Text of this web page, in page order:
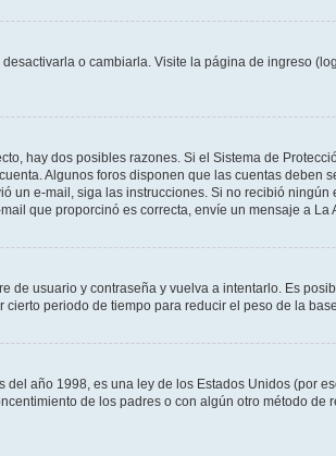
o cambiarla. Visite la página de ingreso
hay dos posibles razones. Si el Sistema de
Algunos foros disponen que las cuentas
un e-mail, siga las instrucciones. Si no recibió
que proporcinó es correcta, envíe un mensaje a La
de usuario y contraseña y vuelva a intentarlo. Es
periodo de tiempo para reducir el peso de la
año 1998, es una ley de los Estados Unidos
de los padres o con algún otro método